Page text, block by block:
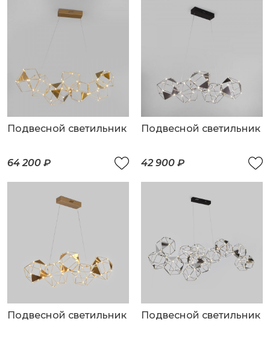
Подвесной светильник
64 200 ₽
Подвесной светильник
42 900 ₽
Подвесной светильник Подвесной светильник